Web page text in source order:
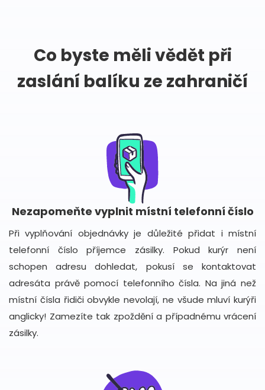
Co byste měli vědět při
zaslání balíku ze zahraničí
Nezapomeňte vyplnit místní telefonní číslo
Při vyplňování objednávky je důležité přidat i místní
telefonní číslo příjemce zásilky. Pokud kurýr není
schopen adresu dohledat, pokusí se kontaktovat
adresáta právě pomocí telefonního čísla. Na jiná než
místní čísla řidiči obvykle nevolají, ne všude mluví kurýři
anglicky! Zamezíte tak zpoždění a případnému vrácení
zásilky.